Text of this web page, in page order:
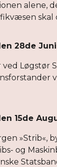
alene,
skal
28de Juni
Løgstør
15de
»Strib«,
og